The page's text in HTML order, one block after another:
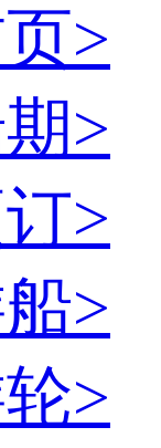
>
>
>
>
>